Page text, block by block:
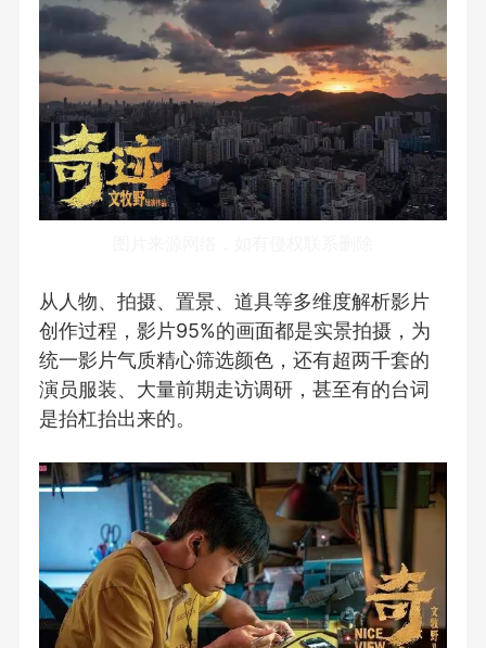
从人物、拍摄、置景、道具等多维度解析影片
创作过程，影片95%的画面都是实景拍摄，为
统一影片气质精心筛选颜色，还有超两千套的
演员服装、大量前期走访调研，甚至有的台词
是抬杠抬出来的。